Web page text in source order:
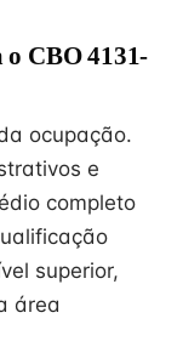
o CBO 4131-
ocupação.
e
completo
superior,
área